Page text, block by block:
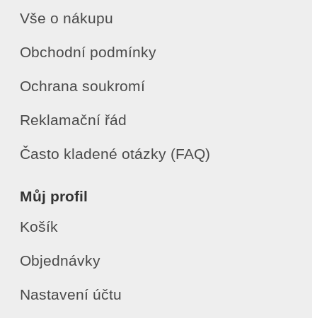
Vše o nákupu
Obchodní podmínky
Ochrana soukromí
Reklamační řád
Často kladené otázky (FAQ)
Můj profil
Košík
Objednávky
Nastavení účtu